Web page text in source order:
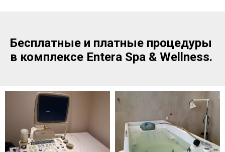
Бесплатные и платные процедуры
в комплексе Entera Spa & Wellness.